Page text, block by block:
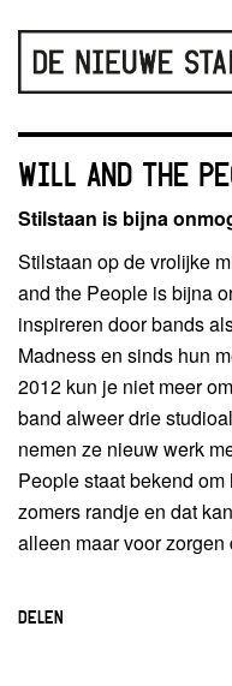
WILL AND THE
Stilstaan is bijna
Stilstaan op de vrolijke
and the People is bijna
inspireren door bands
Madness en sinds hun
2012 kun je niet meer
band alweer drie
nemen ze nieuw werk
People staat bekend
zomers randje en dat
alleen maar voor zorgen
DELEN